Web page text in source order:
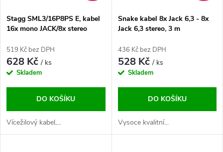
p
r
o
u
s
p
r
o
d
u
Stagg SML3/16P8PS E, kabel
16x mono JACK/8x stereo
519 Kč bez DPH
628 Kč/ ks
Skladem
DO KOŠÍKU
Vícežilový kabel,...
Snake kabel 8x Jack 6,3 - 8x
Jack 6,3 stereo, 3 m
436 Kč bez DPH
528 Kč/ ks
Skladem
DO KOŠÍKU
Vysoce kvalitní...